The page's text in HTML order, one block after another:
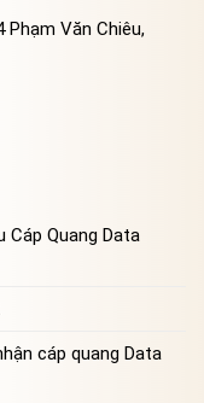
Phạm Văn Chiêu,
Cáp Quang Data
cáp quang Data